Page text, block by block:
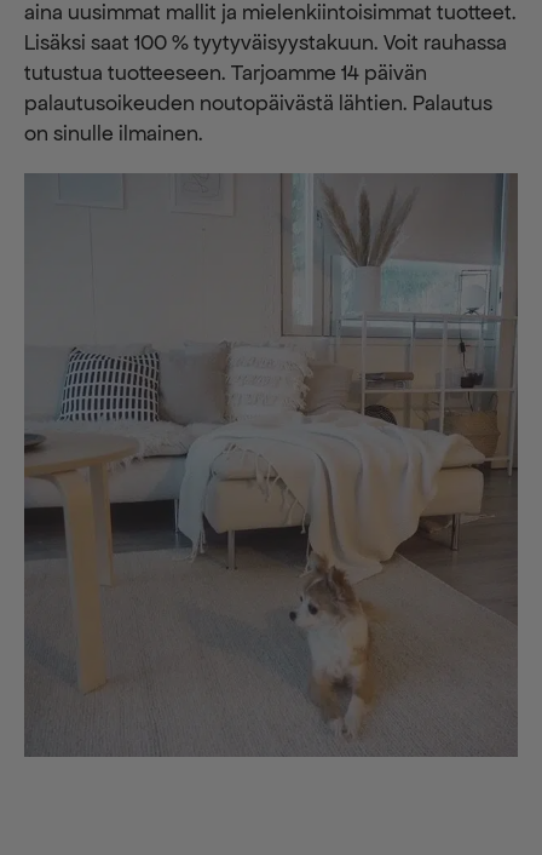
aina uusimmat mallit ja mielenkiintoisimmat tuotteet.
Lisäksi saat 100 % tyytyväisyystakuun. Voit rauhassa
tutustua tuotteeseen. Tarjoamme 14 päivän
palautusoikeuden noutopäivästä lähtien. Palautus
on sinulle ilmainen.